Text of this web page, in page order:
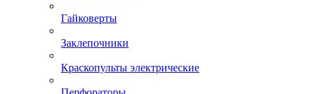
Гайковерты
Заклепочники
Краскопульты электрические